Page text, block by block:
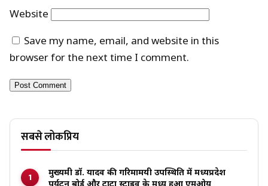
Website
Save my name, email, and website in this
browser for the next time I comment.
सबसे लोकप्रिय
मुख्यमंत्री डॉ. यादव की गरिमामयी उपस्थिति में मध्यप्रदेश